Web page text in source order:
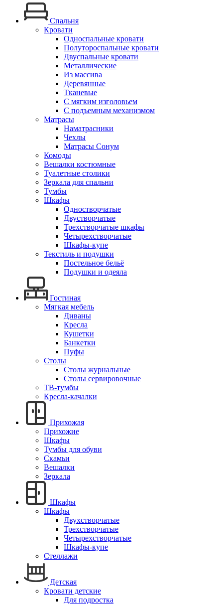
Спальня
Кровати
Односпальные кровати
Полутороспальные кровати
Двуспальные кровати
Металлические
Из массива
Деревянные
Тканевые
С мягким изголовьем
С подъемным механизмом
Матрасы
Наматрасники
Чехлы
Матрасы Сонум
Комоды
Вешалки костюмные
Туалетные столики
Зеркала для спальни
Тумбы
Шкафы
Одностворчатые
Двустворчатые
Трехстворчатые шкафы
Четырехстворчатые
Шкафы-купе
Текстиль и подушки
Постельное бельё
Подушки и одеяла
Гостиная
Мягкая мебель
Диваны
Кресла
Кушетки
Банкетки
Пуфы
Столы
Столы журнальные
Столы сервировочные
ТВ-тумбы
Кресла-качалки
Прихожая
Прихожие
Шкафы
Тумбы для обуви
Скамьи
Вешалки
Зеркала
Шкафы
Шкафы
Двухстворчатые
Трехстворчатые
Четырехстворчатые
Шкафы-купе
Стеллажи
Детская
Кровати детские
Для подростка